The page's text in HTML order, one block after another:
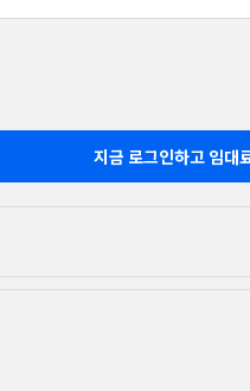
지금 로그인하고 임대